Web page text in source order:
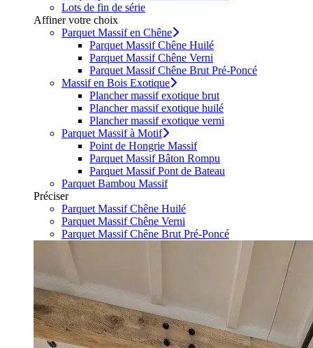
Lots de fin de série
Affiner votre choix
Parquet Massif en Chêne
Parquet Massif Chêne Huilé
Parquet Massif Chêne Verni
Parquet Massif Chêne Brut Pré-Poncé
Massif en Bois Exotique
Plancher massif exotique brut
Plancher massif exotique huilé
Plancher massif exotique verni
Parquet Massif à Motif
Point de Hongrie Massif
Parquet Massif Bâton Rompu
Parquet Massif Pont de Bateau
Parquet Bambou Massif
Préciser
Parquet Massif Chêne Huilé
Parquet Massif Chêne Verni
Parquet Massif Chêne Brut Pré-Poncé